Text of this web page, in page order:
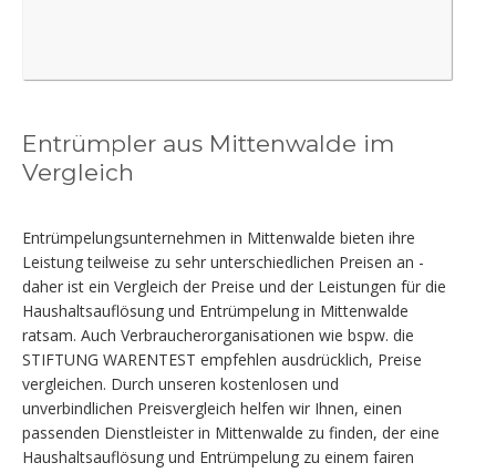
Entrümpler aus Mittenwalde im
Vergleich
Entrümpelungsunternehmen in Mittenwalde bieten ihre
Leistung teilweise zu sehr unterschiedlichen Preisen an -
daher ist ein Vergleich der Preise und der Leistungen für die
Haushaltsauflösung und Entrümpelung in Mittenwalde
ratsam. Auch Verbraucherorganisationen wie bspw. die
STIFTUNG WARENTEST empfehlen ausdrücklich, Preise
vergleichen. Durch unseren kostenlosen und
unverbindlichen Preisvergleich helfen wir Ihnen, einen
passenden Dienstleister in Mittenwalde zu finden, der eine
Haushaltsauflösung und Entrümpelung zu einem fairen